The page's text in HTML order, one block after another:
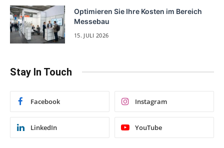
Optimieren Sie Ihre Kosten im Bereich
Messebau
15. JULI 2026
Stay In Touch
Facebook Instagram
LinkedIn YouTube